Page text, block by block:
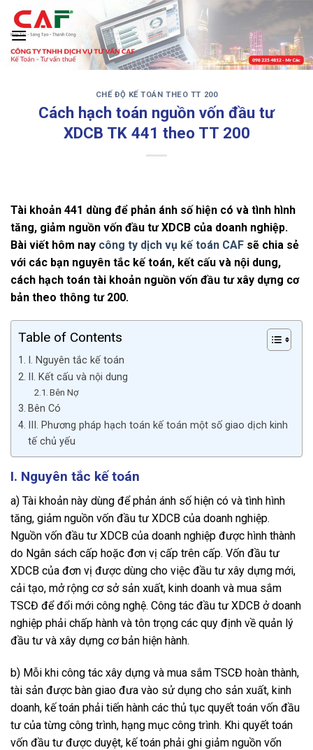
Skip
content
‹ ›
CHẾ ĐỘ KẾ TOÁN THEO TT 200
Cách hạch toán nguồn vốn đầu tư
XDCB TK 441 theo TT 200
Tài khoản 441 dùng để phản ánh số hiện có và tình hình
tăng, giảm nguồn vốn đầu tư XDCB của doanh nghiệp.
Bài viết hôm nay công ty dịch vụ kế toán CAF sẽ chia sẻ
với các bạn nguyên tắc kế toán, kết cấu và nội dung,
cách hạch toán tài khoản nguồn vốn đầu tư xây dựng cơ
bản theo thông tư 200.
Table of Contents
I. Nguyên tắc kế toán
II. Kết cấu và nội dung
Bên Nợ
Bên Có
III. Phương pháp hạch toán kế toán một số giao dịch kinh
tế chủ yếu
I. Nguyên tắc kế toán
a) Tài khoản này dùng để phản ánh số hiện có và tình hình
tăng, giảm nguồn vốn đầu tư XDCB của doanh nghiệp.
Nguồn vốn đầu tư XDCB của doanh nghiệp được hình thành
do Ngân sách cấp hoặc đơn vị cấp trên cấp. Vốn đầu tư
XDCB của đơn vị được dùng cho việc đầu tư xây dựng mới,
cải tạo, mở rộng cơ sở sản xuất, kinh doanh và mua sắm
TSCĐ để đổi mới công nghệ. Công tác đầu tư XDCB ở doanh
nghiệp phải chấp hành và tôn trọng các quy định về quản lý
đầu tư và xây dựng cơ bản hiện hành.
b) Mỗi khi công tác xây dựng và mua sắm TSCĐ hoàn thành,
tài sản được bàn giao đưa vào sử dụng cho sản xuất, kinh
doanh, kế toán phải tiến hành các thủ tục quyết toán vốn đầu
tư của từng công trình, hạng mục công trình. Khi quyết toán
vốn đầu tư được duyệt, kế toán phải ghi giảm nguồn vốn